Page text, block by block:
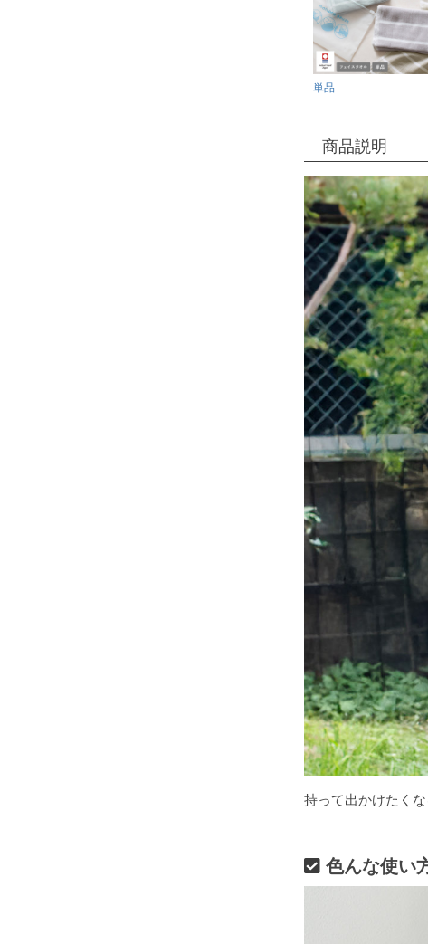
単品
商品説明
持って出かけたく
色んな使い